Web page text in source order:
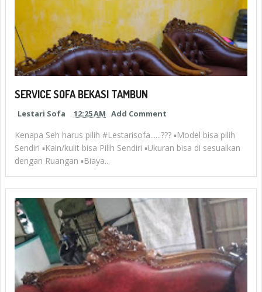
SERVICE SOFA BEKASI TAMBUN
Lestari Sofa 12:25 AM Add Comment
Kenapa Seh harus pilih #Lestarisofa......??? ▪Model bisa pilih
Sendiri ▪Kain/kulit bisa Pilih Sendiri ▪Ukuran bisa di sesuaikan
dengan Ruangan ▪Biaya...